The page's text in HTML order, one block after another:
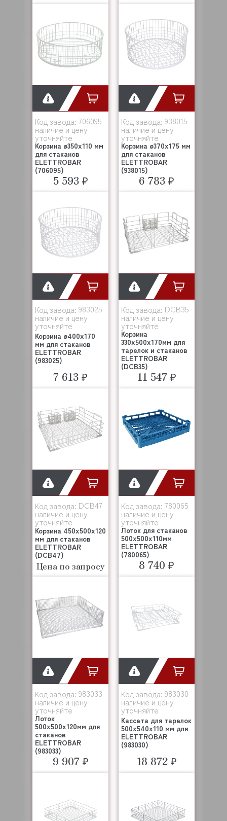
Код завода: 706095
наличие и цену
уточняйте
Корзина ø350x110 мм
для стаканов
ELETTROBAR
(706095)
5 593 ₽
Код завода: 938015
наличие и цену
уточняйте
Корзина ø370x175 мм
для стаканов
ELETTROBAR
(938015)
6 783 ₽
Код завода: 983025
наличие и цену
уточняйте
Корзина ø400x170
мм для стаканов
ELETTROBAR
(983025)
7 613 ₽
Код завода: DCB35
наличие и цену
уточняйте
Корзина
330х500х170мм для
тарелок и стаканов
ELETTROBAR
(DCB35)
11 547 ₽
Код завода: DCB47
наличие и цену
уточняйте
Корзина 450х500х120
мм для стаканов
ELETTROBAR
(DCB47)
Цена по запросу
Код завода: 780065
наличие и цену
уточняйте
Лоток для стаканов
500x500x110мм
ELETTROBAR
(780065)
8 740 ₽
Код завода: 983033
наличие и цену
уточняйте
Лоток
500x500x120мм для
стаканов
ELETTROBAR
(983033)
9 907 ₽
Код завода: 983030
наличие и цену
уточняйте
Кассета для тарелок
500x540x110 мм для
ELETTROBAR
(983030)
18 872 ₽